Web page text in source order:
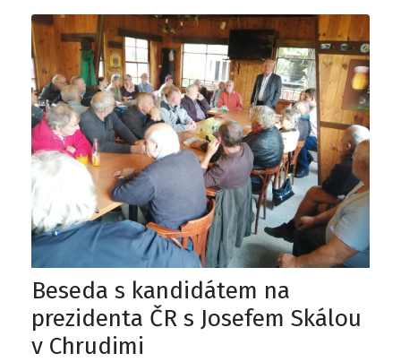
Beseda s kandidátem na
prezidenta ČR s Josefem Skálou
v Chrudimi